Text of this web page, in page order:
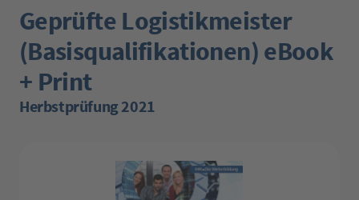
Geprüfte Logistikmeister
(Basisqualifikationen) eBook
+ Print
Herbstprüfung 2021